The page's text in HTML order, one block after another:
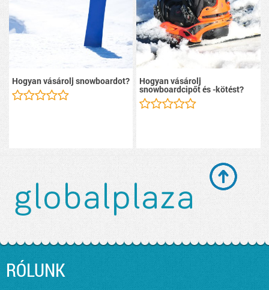
Hogyan vásárolj snowboardot? Hogyan vásárolj
snowboardcipőt és -kötést?
RÓLUNK